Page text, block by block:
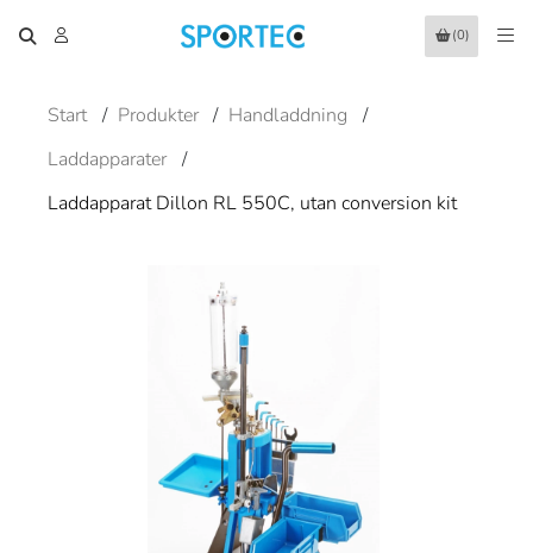
(0)
Start / Produkter / Handladdning
/
Laddapparater /
Laddapparat Dillon RL 550C, utan conversion kit